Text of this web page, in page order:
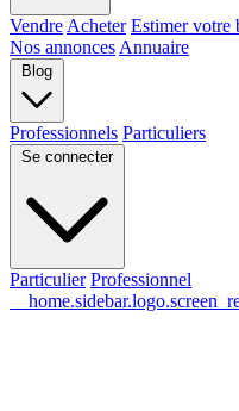
Vendre Acheter Estimer votre
Nos annonces Annuaire
Blog
Professionnels Particuliers
Se connecter
Particulier Professionnel